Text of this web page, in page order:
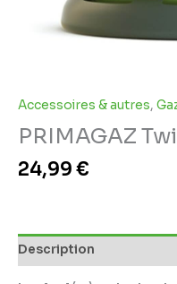
Accessoires & autres,
PRIMAGAZ
24,99€
Description